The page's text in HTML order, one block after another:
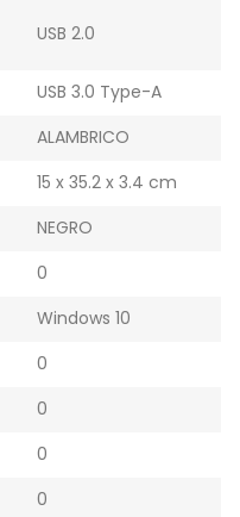
USB 2.0
USB 3.0 Type-A
ALAMBRICO
15 x 35.2 x 3.4 cm
NEGRO
0
Windows 10
0
0
0
0